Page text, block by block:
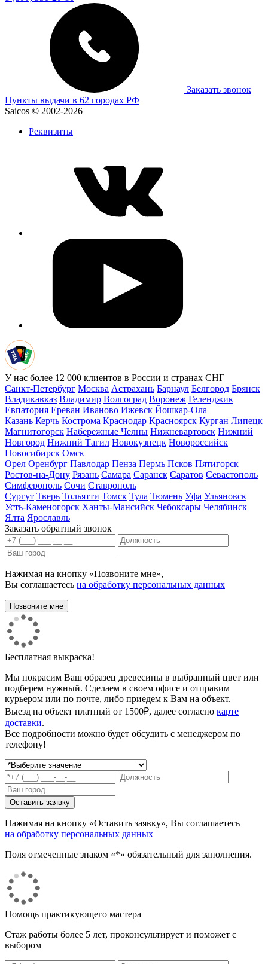
Заказать звонок
Пункты выдачи в 62 городах РФ
Saicos © 2002-2026
Реквизиты
У нас более 12 000 клиентов в России и странах СНГ
Санкт-Петербург Москва Астрахань Барнаул Белгород Брянск
Владикавказ Владимир Волгоград Воронеж Геленджик
Евпатория Ереван Иваново Ижевск Йошкар-Ола
Казань Керчь Кострома Краснодар Красноярск Курган Липецк
Магнитогорск Набережные Челны Нижневартовск Нижний
Новгород Нижний Тагил Новокузнецк Новороссийск
Новосибирск Омск
Орел Оренбург Павлодар Пенза Пермь Псков Пятигорск
Ростов-на-Дону Рязань Самара Саранск Саратов Севастополь
Симферополь Сочи Ставрополь
Сургут Тверь Тольятти Томск Тула Тюмень Уфа Ульяновск
Усть-Каменогорск Ханты-Мансийск Чебоксары Челябинск
Ялта Ярославль
Заказать обратный звонок
Нажимая на кнопку «Позвоните мне»,
Вы соглашаетесь на обработку персональных данных
Бесплатная выкраска!
Мы покрасим Ваш образец древесины в выбранный цвет или
подберем нужный. Сделаем в своем офисе и отправим
курьером или по почте, либо приедем к Вам на объект.
Выезд на объект платный от 1500₽, далее согласно карте
доставки.
Все подробности можно будет обсудить с менеджером по
телефону!
Нажимая на кнопку «Оставить заявку», Вы соглашаетесь
на обработку персональных данных
Поля отмеченные знаком «*» обязательный для заполнения.
Помощь практикующего мастера
Стаж работы более 5 лет, проконсультирует и поможет с
выбором